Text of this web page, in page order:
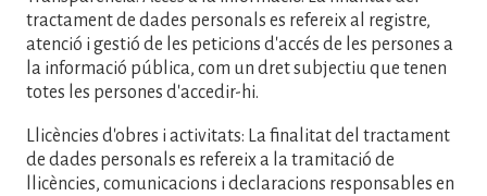
tractament de dades personals es refereix al registre,
atenció i gestió de les peticions d'accés de les persones a
la informació pública, com un dret subjectiu que tenen
totes les persones d'accedir-hi.
Llicències d'obres i activitats: La finalitat del tractament
de dades personals es refereix a la tramitació de
llicències, comunicacions i declaracions responsables en